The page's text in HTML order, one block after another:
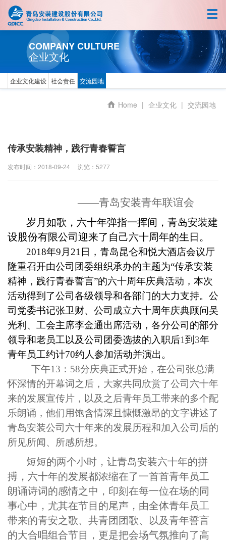
关于我们
新闻中心
人力资源
业务拓展
EN
中文
COMPANY CULTURE
企业文化
企业文化建设 社会责任 交流园地
Home | 企业文化 | 交流园地
传承安装精神，践行青春誓言
发布时间：2018-09-24 浏览：5277
——青岛安装青年联谊会
岁月如歌，六十年弹指一挥间，青岛安装建
设股份有限公司迎来了自己六十周年的生日。
2018年9月21日，青岛昆仑和悦大酒店会议厅
隆重召开由公司团委组织承办的主题为“传承安装
精神，践行青春誓言”的六十周年庆典活动，本次
活动得到了公司各级领导和各部门的大力支持。公
司党委书记张卫财、公司成立六十周年庆典顾问吴
光利、工会主席李金通出席活动，各分公司的部分
领导和老员工以及公司团委选拔的入职后1到 3年
青年员工约计70约人参加活动并演出。
下午13 ： 58分庆典正式开始，在公司张总满
怀深情的开幕词之后，大家共同欣赏了公司六十年
来的发展宣传片，以及之后青年员工带来的多个配
乐朗诵，他们用饱含情深且慷慨激昂的文字讲述了
青岛安装公司六十年来的发展历程和加入公司后的
所见所闻、所感所想。
短短的两个小时，让青岛安装六十年的拼
搏，六十年的发展都浓缩在了一首首青年员工
朗诵诗词的感情之中，印刻在每一位在场的同
事心中，尤其在节目的尾声，由全体青年员工
带来的青安之歌、共青团团歌、以及青年誓言
的大合唱组合节目，更是把会场气氛推向了高